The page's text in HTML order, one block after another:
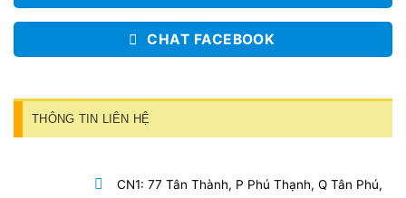
CHAT FACEBOOK
THÔNG TIN LIÊN HỆ
CN1: 77 Tân Thành, P Phú Thạnh, Q Tân Phú,